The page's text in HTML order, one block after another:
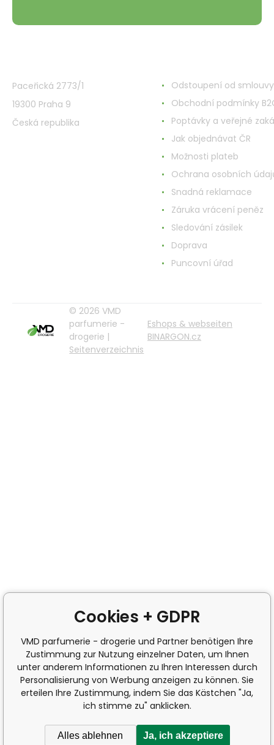
Paceřická 2773/1
19300 Praha 9
Česká republika
Odstoupení od smlouvy
Obchodní podmínky
Poptávky a veřejné
Jak objednávat ČR
Možnosti plateb
Ochrana osobních
Snadná reklamace
Záruka vrácení peněz
Sledování zásilek
Doprava
Puncovní úřad
© 2026 VMD
parfumerie -
drogerie |
Seitenverzeichnis
Eshops & webseiten
BINARGON.cz
Cookies + GDPR
VMD parfumerie - drogerie und Partner benötigen Ihre
Zustimmung zur Nutzung einzelner Daten, um Ihnen
unter anderem Informationen zu Ihren Interessen durch
Personalisierung von Werbung anzeigen zu können. Sie
erteilen Ihre Zustimmung, indem Sie das Kästchen "Ja,
ich stimme zu" anklicken.
Alles ablehnen Ja, ich akzeptiere